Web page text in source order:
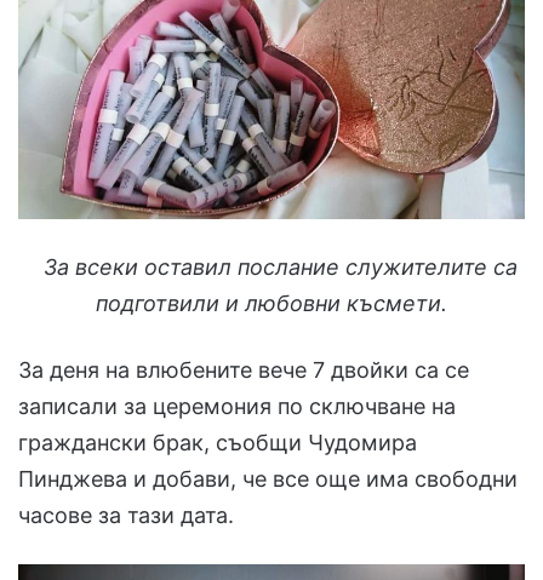
За всеки оставил послание служителите са
подготвили и любовни късмети.
За деня на влюбените вече 7 двойки са се
записали за церемония по сключване на
граждански брак, съобщи Чудомира
Пинджева и добави, че все още има свободни
часове за тази дата.